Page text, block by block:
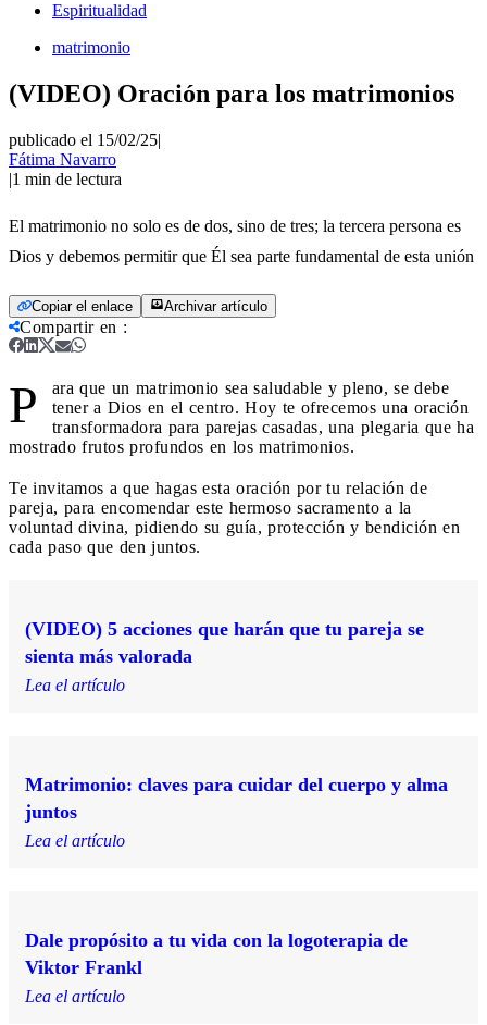
Espiritualidad
matrimonio
(VIDEO) Oración para los matrimonios
publicado el 15/02/25|
Fátima Navarro
|1 min de lectura
El matrimonio no solo es de dos, sino de tres; la tercera persona es
Dios y debemos permitir que Él sea parte fundamental de esta unión
Copiar el enlace Archivar artículo
Compartir en :
P
ara que un matrimonio sea saludable y pleno, se debe
tener a Dios en el centro. Hoy te ofrecemos una oración
transformadora para parejas casadas, una plegaria que ha
mostrado frutos profundos en los matrimonios.
Te invitamos a que hagas esta oración por tu relación de
pareja, para encomendar este hermoso sacramento a la
voluntad divina, pidiendo su guía, protección y bendición en
cada paso que den juntos.
(VIDEO) 5 acciones que harán que tu pareja se
sienta más valorada
Lea el artículo
Matrimonio: claves para cuidar del cuerpo y alma
juntos
Lea el artículo
Dale propósito a tu vida con la logoterapia de
Viktor Frankl
Lea el artículo